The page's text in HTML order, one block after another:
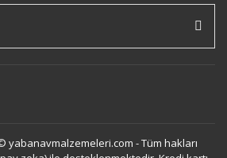
yabanavmalzemeleri.com - Tüm hakları